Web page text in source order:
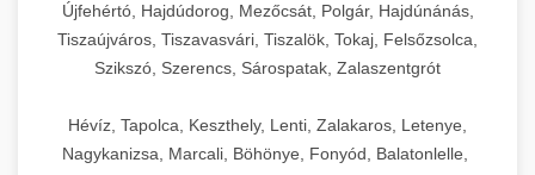
Újfehértó, Hajdúdorog, Mezőcsát, Polgár, Hajdúnánás,
Tiszaújváros, Tiszavasvári, Tiszalök, Tokaj, Felsőzsolca,
Szikszó, Szerencs, Sárospatak, Zalaszentgrót
Hévíz, Tapolca, Keszthely, Lenti, Zalakaros, Letenye,
Nagykanizsa, Marcali, Böhönye, Fonyód, Balatonlelle,